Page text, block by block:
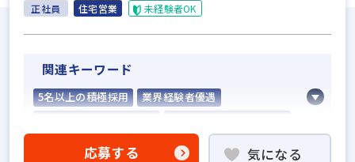
正社員 住宅営業 未経験者OK
関連キーワード
5名以上の積極採用
業界経験者優遇
応募する 気になる